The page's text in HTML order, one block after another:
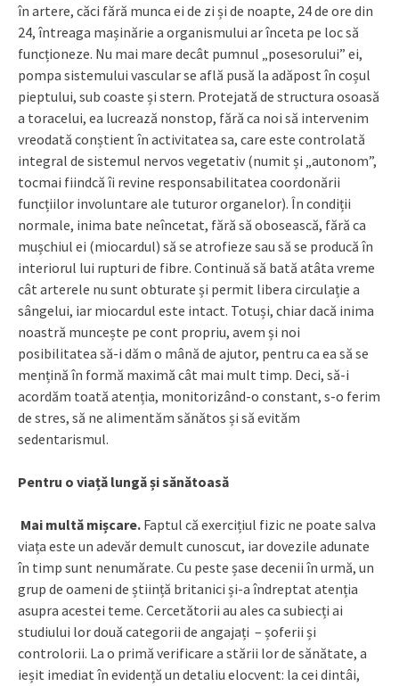
în artere, căci fără munca ei de zi și de noapte, 24 de ore din
24, întreaga mașinărie a organismului ar înceta pe loc să
funcționeze. Nu mai mare decât pumnul „posesorului” ei,
pompa sistemului vascular se află pusă la adăpost în coșul
pieptului, sub coaste și stern. Protejată de structura osoasă
a toracelui, ea lucrează nonstop, fără ca noi să intervenim
vreodată conștient în activitatea sa, care este controlată
integral de sistemul nervos vegetativ (numit și „autonom”,
tocmai fiindcă îi revine responsabilitatea coordonării
funcțiilor involuntare ale tuturor organelor). În condiții
normale, inima bate neîncetat, fără să obosească, fără ca
mușchiul ei (miocardul) să se atrofieze sau să se producă în
interiorul lui rupturi de fibre. Continuă să bată atâta vreme
cât arterele nu sunt obturate și permit libera circulație a
sângelui, iar miocardul este intact. Totuși, chiar dacă inima
noastră muncește pe cont propriu, avem și noi
posibilitatea să-i dăm o mână de ajutor, pentru ca ea să se
mențină în formă maximă cât mai mult timp. Deci, să-i
acordăm toată atenția, monitorizând-o constant, s-o ferim
de stres, să ne alimentăm sănătos și să evităm
sedentarismul.
Pentru o viață lungă și sănătoasă
Mai multă mișcare. Faptul că exercițiul fizic ne poate salva
viața este un adevăr demult cunoscut, iar dovezile adunate
în timp sunt nenumărate. Cu peste șase decenii în urmă, un
grup de oameni de știință britanici și-a îndreptat atenția
asupra acestei teme. Cercetătorii au ales ca subiecți ai
studiului lor două categorii de angajați – șoferii și
controlorii. La o primă verificare a stării lor de sănătate, a
ieșit imediat în evidență un detaliu elocvent: la cei dintâi,